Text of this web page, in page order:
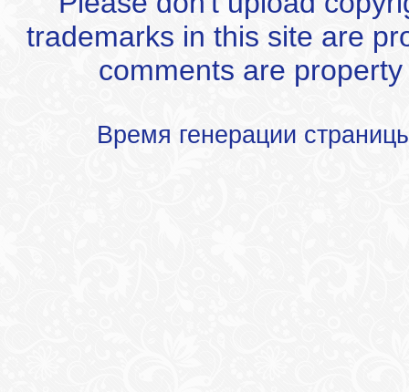
trademarks in this site are
comments are
Время генерации